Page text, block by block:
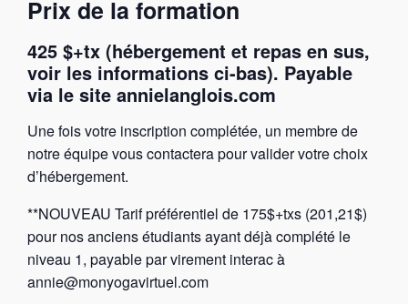
Prix de la formation
425 $+tx (hébergement et repas en sus,
voir les informations ci-bas). Payable
via le site annielanglois.com
Une fois votre inscription complétée, un membre de
notre équipe vous contactera pour valider votre choix
d’hébergement.
**NOUVEAU Tarif préférentiel de 175$+txs (201,21$)
pour nos anciens étudiants ayant déjà complété le
niveau 1, payable par virement interac à
annie@monyogavirtuel.com